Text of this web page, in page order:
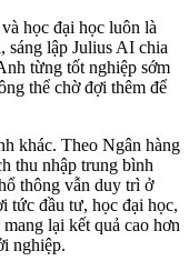
học đại học luôn là
sáng lập Julius AI chia
từng tốt nghiệp sớm
thể chờ đợi thêm để
khác. Theo Ngân hàng
thu nhập trung bình
thông vẫn duy trì ở
tức đầu tư, học đại học,
lại kết quả cao hơn
nghiệp.